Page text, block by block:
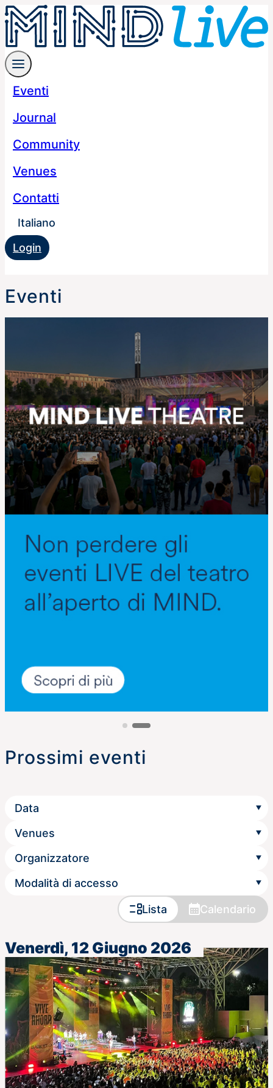
Eventi
Journal
Community
Venues
Contatti
Italiano
Login
Eventi
Prossimi eventi
Lista Calendario
Venerdì, 12 Giugno 2026